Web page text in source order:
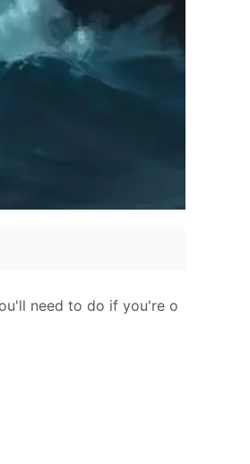
need to do if you're o